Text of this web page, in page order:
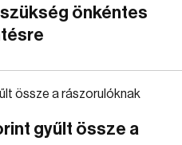
önkéntes
gyűlt össze a